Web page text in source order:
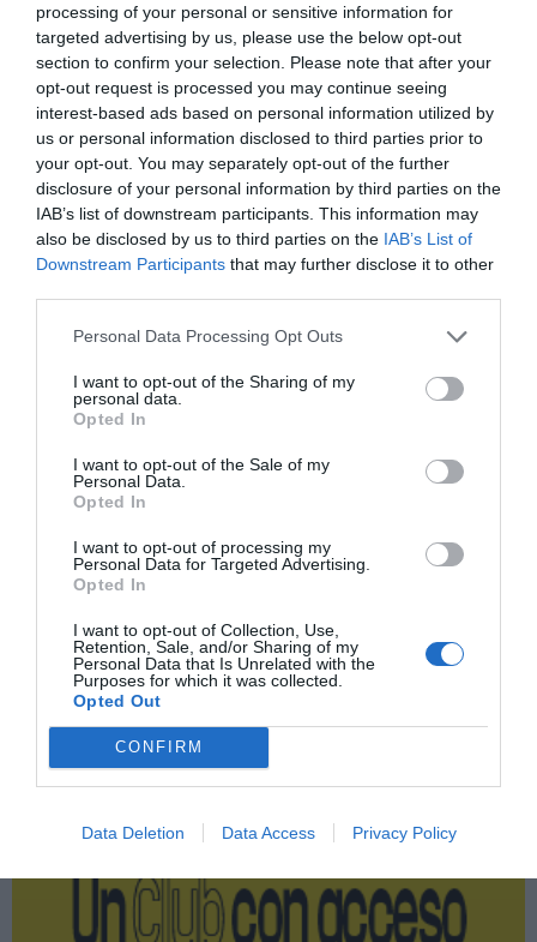
processing of your personal or sensitive information for
targeted advertising by us, please use the below opt-out
section to confirm your selection. Please note that after your
opt-out request is processed you may continue seeing
interest-based ads based on personal information utilized by
us or personal information disclosed to third parties prior to
your opt-out. You may separately opt-out of the further
disclosure of your personal information by third parties on the
IAB’s list of downstream participants. This information may
also be disclosed by us to third parties on the IAB’s List of
Downstream Participants that may further disclose it to other
Personal Data Processing Opt Outs
I want to opt-out of the Sharing of my
personal data.
Opted In
I want to opt-out of the Sale of my
Personal Data.
Opted In
I want to opt-out of processing my
Personal Data for Targeted Advertising.
Opted In
I want to opt-out of Collection, Use,
Retention, Sale, and/or Sharing of my
Personal Data that Is Unrelated with the
Purposes for which it was collected.
Opted Out
CONFIRM
Data Deletion Data Access Privacy Policy
Índex2P
Champions League
Paris Saint Germain (PSG)
Atlético de Madrid
marcas, categorías de producto y valor económico
aproximado de cada acuerdo. Si quieres más
información, contacta con nosotros
intelligence@2playbook.com
Añadir2Playbookcomo fuente preferida de Google
de forma gratuita
Mantente informado con las últimas noticias de actualidad.
ACTIVAR AHORA
Compartir
Imprimir
Publicidad